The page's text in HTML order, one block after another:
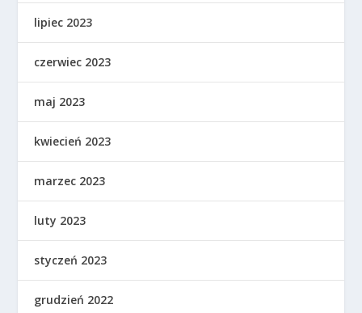
lipiec 2023
czerwiec 2023
maj 2023
kwiecień 2023
marzec 2023
luty 2023
styczeń 2023
grudzień 2022